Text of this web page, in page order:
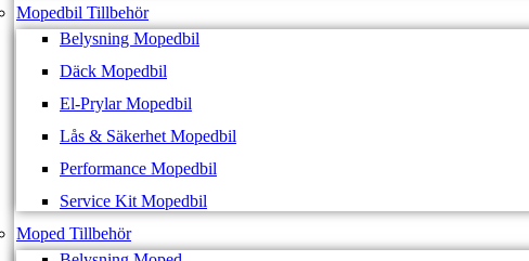
Mopedbil Tillbehör
Belysning Mopedbil
Däck Mopedbil
El-Prylar Mopedbil
Lås & Säkerhet Mopedbil
Performance Mopedbil
Service Kit Mopedbil
Moped Tillbehör